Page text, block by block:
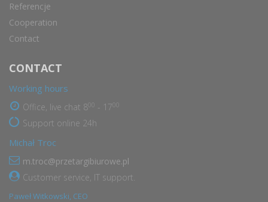
Referencje
Cooperation
Contact
CONTACT
Working hours
Office, live chat 8 - 17
Support online 24h
Michał Troc
m.troc@przetargibiurowe.pl
Customer service, IT support.
Paweł Witkowski, CEO